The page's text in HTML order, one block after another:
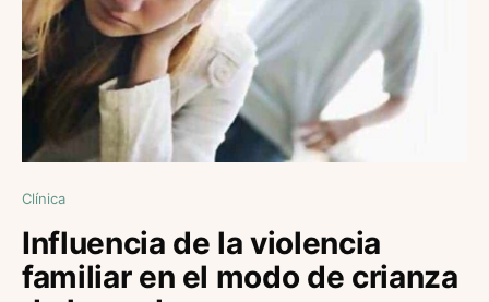
Clínica
Influencia de la violencia
familiar en el modo de crianza